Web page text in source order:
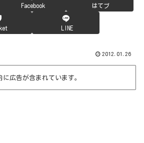
Facebook はてブ
LINE
2012.01.26
に広告が含まれています。